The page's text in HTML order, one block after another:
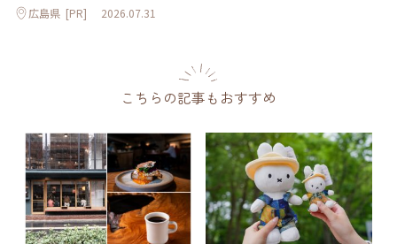
広島県 [PR] 2026.07.31
こちらの記事もおすすめ